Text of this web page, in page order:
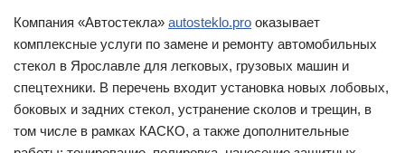
Компания «Автостекла» autosteklo.pro оказывает
комплексные услуги по замене и ремонту автомобильных
стекол в Ярославле для легковых, грузовых машин и
спецтехники. В перечень входит установка новых лобовых,
боковых и задних стекол, устранение сколов и трещин, в
том числе в рамках КАСКО, а также дополнительные